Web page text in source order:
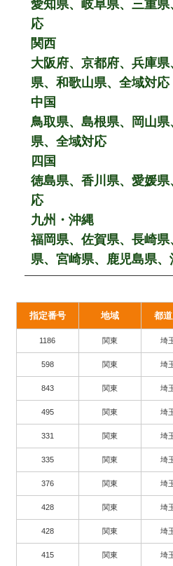
愛知県、岐阜県、三重
応
関西
大阪府、京都府、兵庫
県、和歌山県、全域対応
中国
鳥取県、島根県、岡山
県、全域対応
四国
徳島県、香川県、愛媛
応
九州・沖縄
福岡県、佐賀県、長崎
県、宮崎県、鹿児島県
指定番号 地域 都
1186 関東 埼
598 関東 埼
843 関東 埼
495 関東 埼
331 関東 埼
335 関東 埼
376 関東 埼
428 関東 埼
428 関東 埼
415 関東 埼